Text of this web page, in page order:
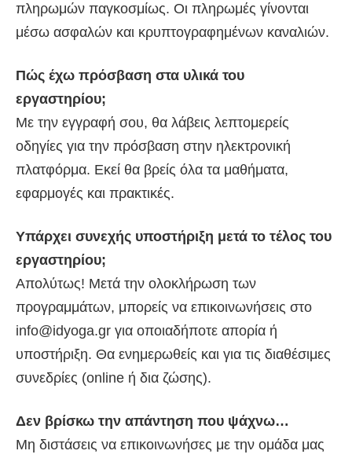
πληρωμών παγκοσμίως. Οι πληρωμές γίνονται
μέσω ασφαλών και κρυπτογραφημένων καναλιών.
Πώς έχω πρόσβαση στα υλικά του
εργαστηρίου;
Με την εγγραφή σου, θα λάβεις λεπτομερείς
οδηγίες για την πρόσβαση στην ηλεκτρονική
πλατφόρμα. Εκεί θα βρείς όλα τα μαθήματα,
εφαρμογές και πρακτικές.
Υπάρχει συνεχής υποστήριξη μετά το τέλος του
εργαστηρίου;
Απολύτως! Μετά την ολοκλήρωση των
προγραμμάτων, μπορείς να επικοινωνήσεις στο
info@idyoga.gr για οποιαδήποτε απορία ή
υποστήριξη. Θα ενημερωθείς και για τις διαθέσιμες
συνεδρίες (online ή δια ζώσης).
Δεν βρίσκω την απάντηση που ψάχνω…
Μη διστάσεις να επικοινωνήσες με την ομάδα μας